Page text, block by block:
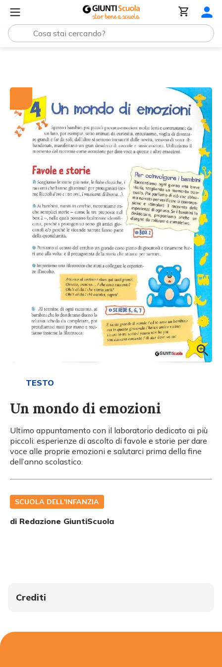
TESTO
Un mondo di emozioni
Ultimo appuntamento con il laboratorio dedicato ai più
piccoli: esperienze di ascolto di favole e storie per dare
voce alle proprie emozioni e salutarci prima della fine
dell’anno scolastico.
SCUOLA DELL'INFANZIA
di Redazione GiuntiScuola
Crediti